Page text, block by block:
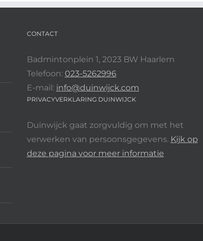
CONTACT
Badmintonplein 1, 2023 BW Haarlem
Telefoon: 023-5262996
E-mail: info@duinwijck.com
PRIVACYVERKLARING DUINWIJCK
Duinwijck gaat zorgvuldig om met het
verwerken van persoonsgegevens. Kijk op
deze pagina voor meer informatie